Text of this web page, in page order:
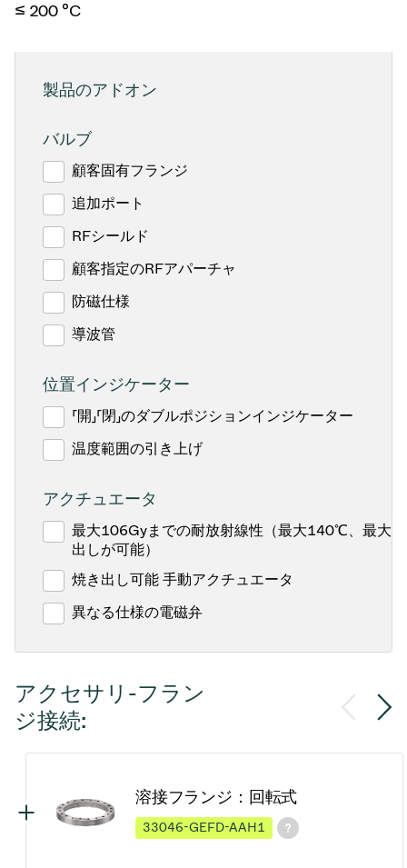
≤ 200 °C
製品のアドオン
バルブ
顧客固有フランジ
追加ポート
RFシールド
顧客指定のRFアパーチャ
防磁仕様
導波管
位置インジケーター
「開」「閉」のダブルポジションインジケーター
温度範囲の引き上げ
アクチュエータ
最大106Gyまでの耐放射線性（最大140℃、最大
出しが可能）
焼き出し可能 手動アクチュエータ
異なる仕様の電磁弁
アクセサリ-フラン
ジ接続:
溶接フランジ：回転式
33046-GEFD-AAH1